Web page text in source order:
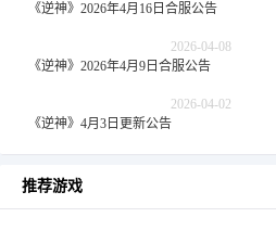
《逆神》2026年4月16日合服公告
2026-04-08
《逆神》2026年4月9日合服公告
2026-04-02
《逆神》4月3日更新公告
推荐游戏